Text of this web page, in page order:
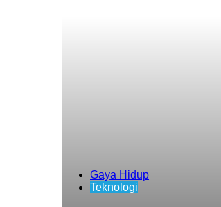
Gaya Hidup
Teknologi